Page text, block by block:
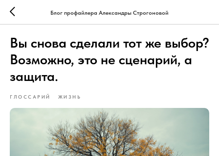
Блог профайлера Александры Строгоновой
Вы снова сделали тот же выбор?
Возможно, это не сценарий, а
защита.
ГЛОССАРИЙ ЖИЗНЬ